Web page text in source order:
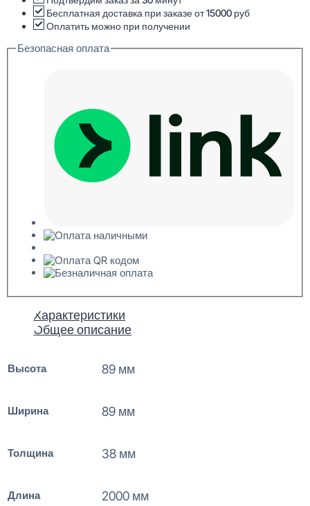
38x89x2000Бесплатная доставка при заказе от 15000 руб
Оплатить можно при получении
Безопасная оплата
Характеристики
Общее описание
Высота 89 мм
Ширина 89 мм
Толщина 38 мм
Длина 2000 мм